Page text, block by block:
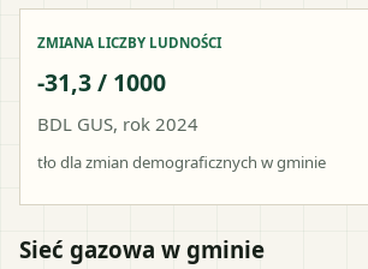
ZMIANA LICZBY LUDNOŚCI
-31,3 / 1000
BDL GUS, rok 2024
tło dla zmian demograficznych w gminie
Sieć gazowa w gminie